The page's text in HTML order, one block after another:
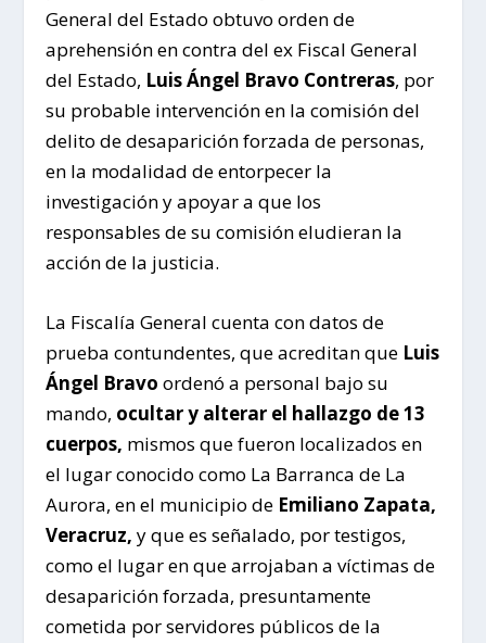
General del Estado obtuvo orden de
aprehensión en contra del ex Fiscal General
del Estado, Luis Ángel Bravo Contreras, por
su probable intervención en la comisión del
delito de desaparición forzada de personas,
en la modalidad de entorpecer la
investigación y apoyar a que los
responsables de su comisión eludieran la
acción de la justicia.
La Fiscalía General cuenta con datos de
prueba contundentes, que acreditan que Luis
Ángel Bravo ordenó a personal bajo su
mando, ocultar y alterar el hallazgo de 13
cuerpos, mismos que fueron localizados en
el lugar conocido como La Barranca de La
Aurora, en el municipio de Emiliano Zapata,
Veracruz, y que es señalado, por testigos,
como el lugar en que arrojaban a víctimas de
desaparición forzada, presuntamente
cometida por servidores públicos de la